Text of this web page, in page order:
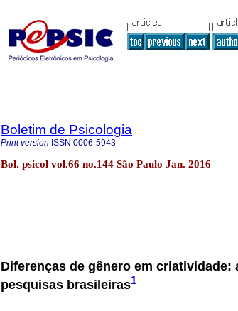
Boletim de Psicologia
Print version ISSN 0006-5943
Bol. psicol vol.66 no.144 São Paulo Jan. 2016
Diferenças de gênero em criatividade:
pesquisas brasileiras1